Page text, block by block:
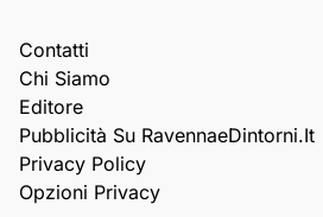
Contatti
Chi Siamo
Editore
Pubblicità Su RavennaeDintorni.it
Privacy Policy
Opzioni Privacy